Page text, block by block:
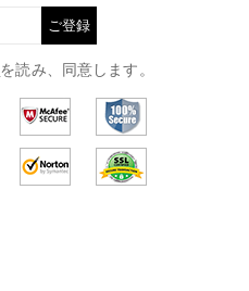
ご登録
を読み、同意します。